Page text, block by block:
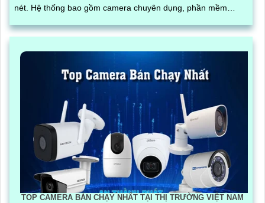
nét. Hệ thống bao gồm camera chuyên dụng, phần mềm
quản lý đơn hàng, thiết bị quét mã vạch cùng phụ kiện thi
định và hỗ trợ kỹ thuật tận nơi
TOP CAMERA BÁN CHẠY NHẤT TẠI THỊ TRƯỜNG VIỆT NAM